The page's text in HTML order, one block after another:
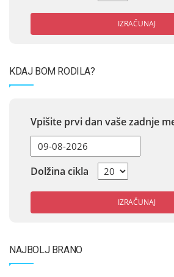
IZRAČUNAJ
KDAJ BOM RODILA?
Vpišite prvi dan vaše zadnje
Dolžina cikla
IZRAČUNAJ
NAJBOLJ BRANO